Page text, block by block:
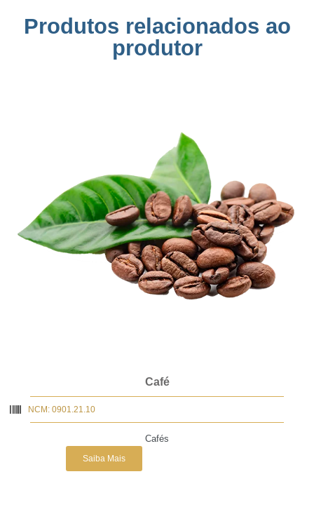
Produtos relacionados ao
produtor
Café
NCM: 0901.21.10
Cafés
Saiba Mais